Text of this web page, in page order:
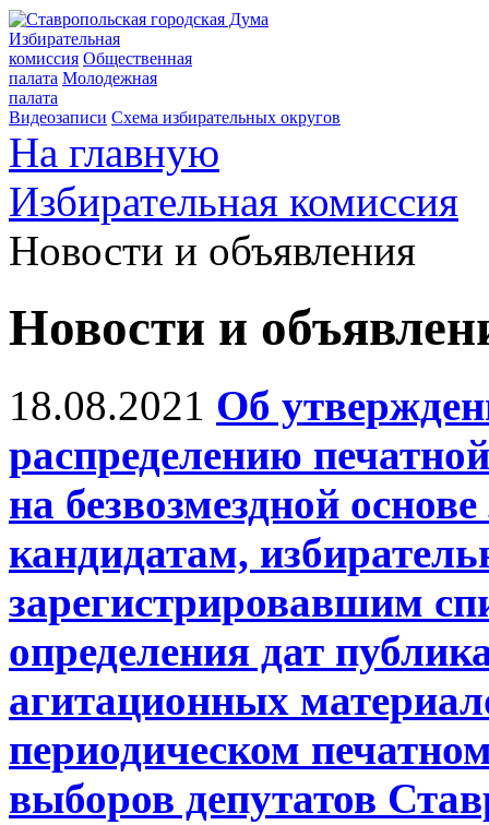
Избирательная
комиссия Общественная
палата Молодежная
палата
Видеозаписи Схема избирательных округов
На главную
Избирательная комиссия
Новости и объявления
Новости и
18.08.2021 Об
распределению
на безвозмездной
кандидатам,
зарегистрировавшим
определения дат
агитационных
периодическом
выборов депутатов